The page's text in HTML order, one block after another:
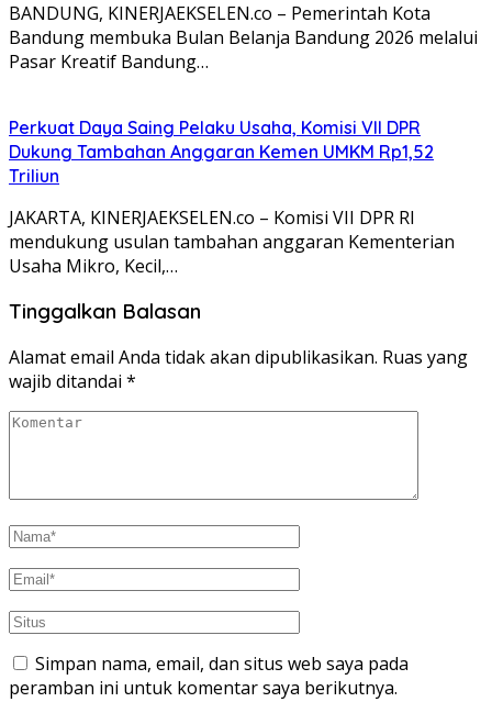
BANDUNG, KINERJAEKSELEN.co – Pemerintah Kota
Bandung membuka Bulan Belanja Bandung 2026 melalui
Pasar Kreatif Bandung…
Perkuat Daya Saing Pelaku Usaha, Komisi VII DPR
Dukung Tambahan Anggaran Kemen UMKM Rp1,52
Triliun
JAKARTA, KINERJAEKSELEN.co – Komisi VII DPR RI
mendukung usulan tambahan anggaran Kementerian
Usaha Mikro, Kecil,…
Tinggalkan Balasan
Alamat email Anda tidak akan dipublikasikan. Ruas yang
wajib ditandai *
Simpan nama, email, dan situs web saya pada
peramban ini untuk komentar saya berikutnya.